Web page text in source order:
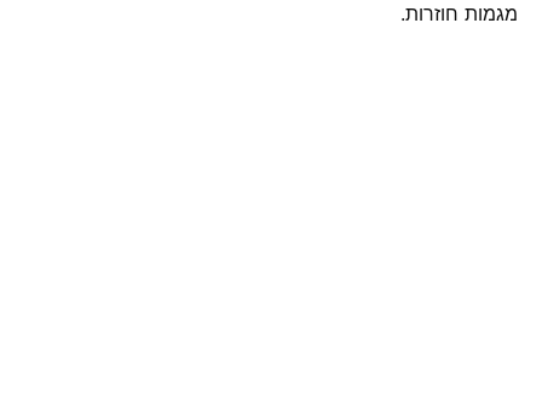
מגמות חוזרות.